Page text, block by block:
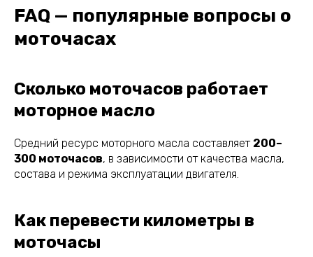
FAQ — популярные вопросы о
моточасах
Сколько моточасов работает
моторное масло
Средний ресурс моторного масла составляет 200–
300 моточасов, в зависимости от качества масла,
состава и режима эксплуатации двигателя.
Как перевести километры в
моточасы